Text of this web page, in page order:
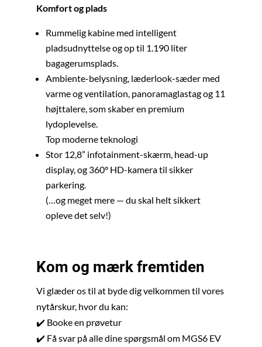
Komfort og plads
Rummelig kabine med intelligent
pladsudnyttelse og op til 1.190 liter
bagagerumsplads.
Ambiente-belysning, læderlook-sæder med
varme og ventilation, panoramaglastag og 11
højttalere, som skaber en premium
lydoplevelse.
Top moderne teknologi
Stor 12,8” infotainment-skærm, head-up
display, og 360° HD-kamera til sikker
parkering.
(…og meget mere — du skal helt sikkert
opleve det selv!)
Kom og mærk fremtiden
Vi glæder os til at byde dig velkommen til vores
nytårskur, hvor du kan:
✔️ Booke en prøvetur
✔️ Få svar på alle dine spørgsmål om MGS6 EV